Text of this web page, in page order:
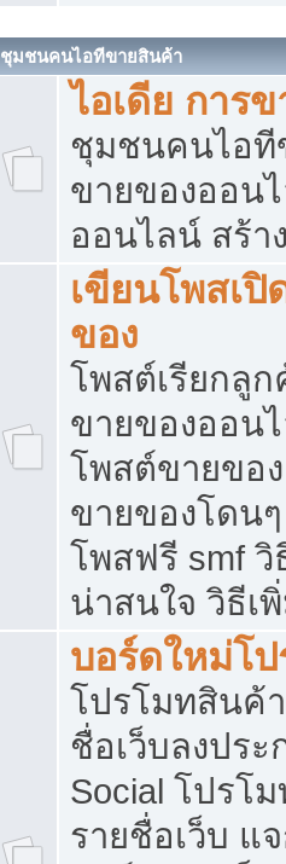
ชุมชนคนไอทีขายสินค้า
ไอเดีย การ
ชุมชนคนไอที
ขายของออน
ออนไลน์ สร้า
เขียนโพสเปิ
ของ
โพสต์เรียกลู
ขายของออน
โพสต์ขายขอ
ขายของโดน
โพสฟรี smf
น่าสนใจ วิธีเ
บอร์ดใหม่โ
โปรโมทสินค้
ชื่อเว็บลงปร
Social โปรโ
รายชื่อเว็บ แ